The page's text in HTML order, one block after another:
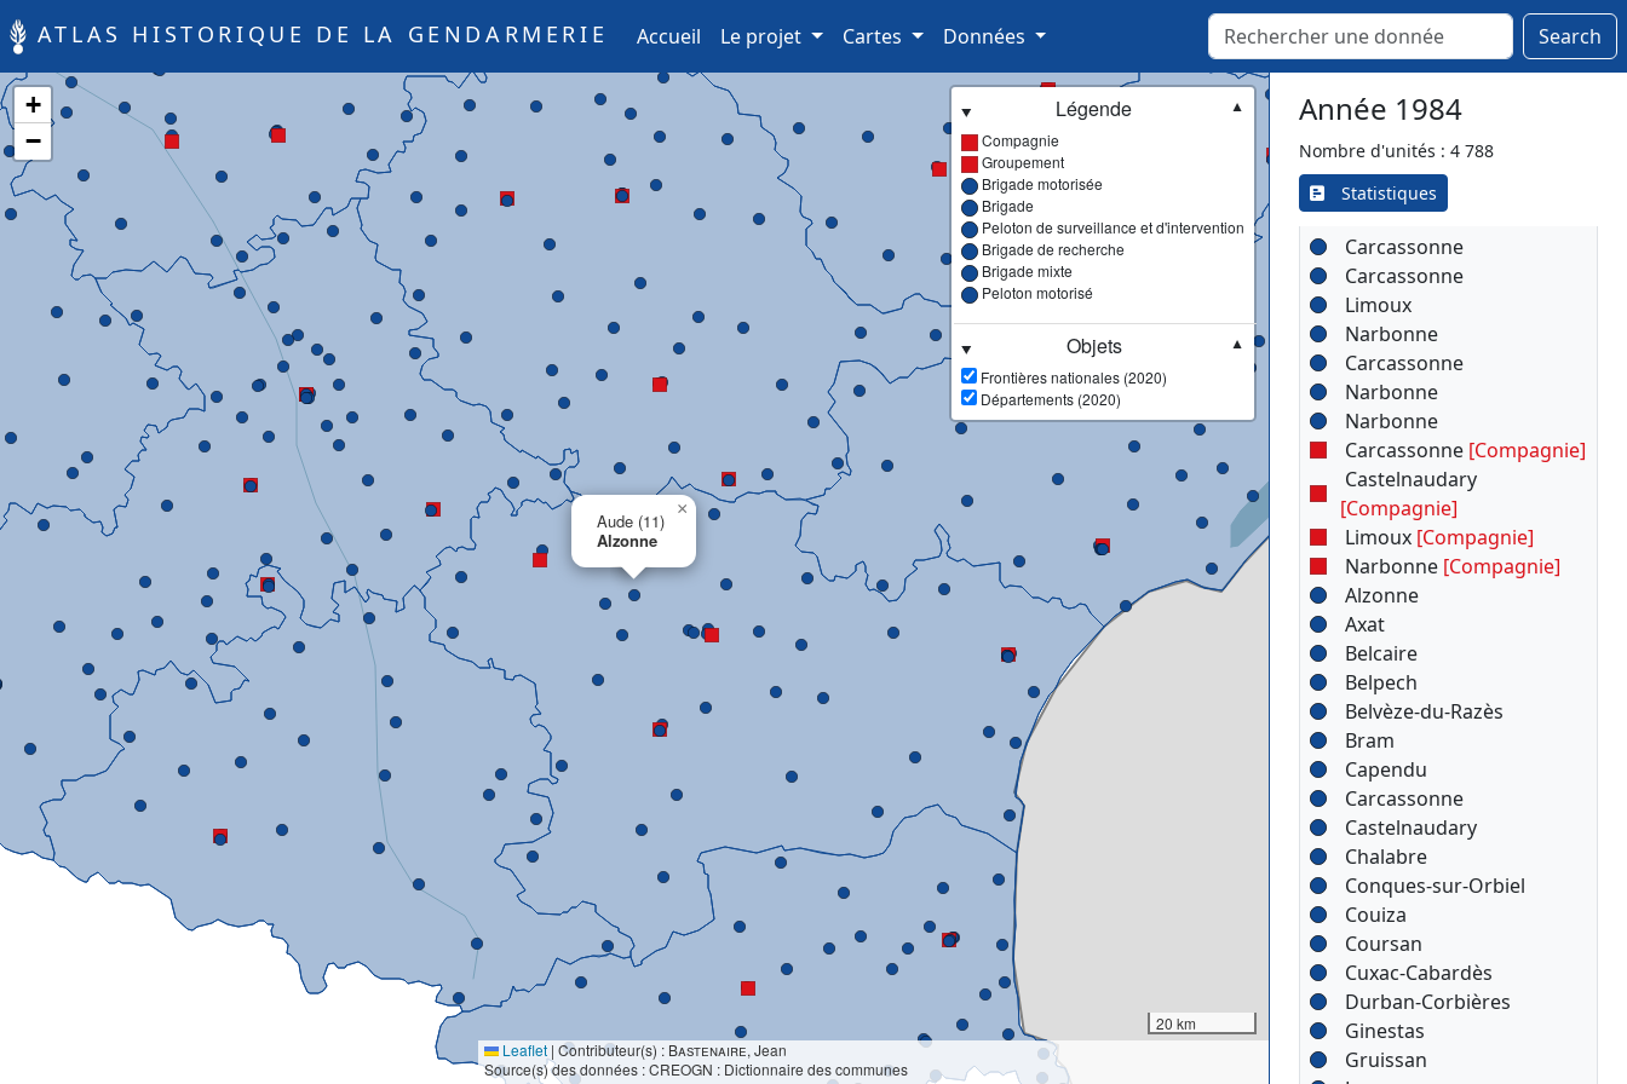
ATLAS HISTORIQUE DE LA GENDARMERIE Accueil (current)
Le projet Cartes Données Search
Aude (11)
Alzonne
×
+
−
Légende
▼
Compagnie
Groupement
Brigade motorisée
Brigade
Peloton de surveillance et d'intervention
Brigade de recherche
Brigade mixte
Peloton motorisé
Objets
▼
Frontières nationales (2020)
Départements (2020)
20 km
Leaflet | Contributeur(s) : Bastenaire, Jean
Source(s) des données : CREOGN : Dictionnaire des communes
Année 1984
Nombre d'unités : 4 788
Statistiques
Vendeuvre-sur-Barse
Ville-sous-la-Ferté
Villenauxe-la-Grande
Aude (11)
Carcassonne
Carcassonne
Limoux
Narbonne
Carcassonne
Narbonne
Narbonne
Carcassonne [Compagnie]
Castelnaudary
[Compagnie]
Limoux [Compagnie]
Narbonne [Compagnie]
Alzonne
Axat
Belcaire
Belpech
Belvèze-du-Razès
Bram
Capendu
Carcassonne
Castelnaudary
Chalabre
Conques-sur-Orbiel
Couiza
Coursan
Cuxac-Cabardès
Durban-Corbières
Ginestas
Gruissan